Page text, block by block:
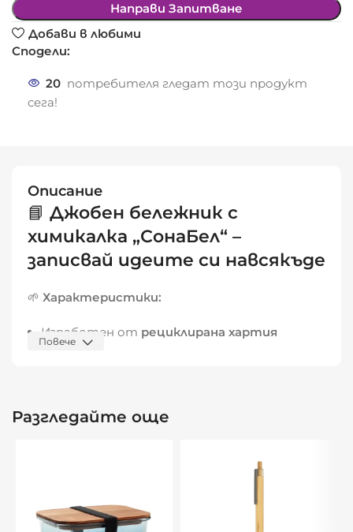
Направи Запитване
Добави в любими
Сподели:
20 потребителя гледат този продукт
сега!
Описание
📘 Джобен бележник с
химикалка „СонаБел“ –
записвай идеите си навсякъде
🌱 Характеристики:
Изработен от рециклирана хартия
картон и биоразградима пластмаса
Формат:Джобен размер – лек, удобен и
готов за всяка мисъл в движение
Повече
Разгледайте още